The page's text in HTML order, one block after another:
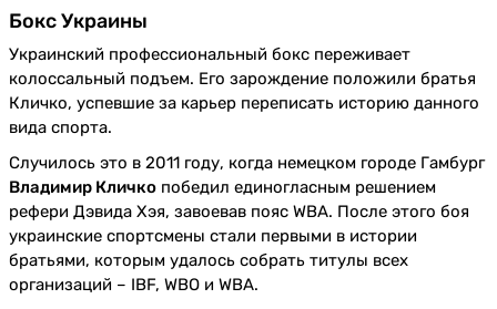
Бокс Украины
Украинский профессиональный бокс переживает
колоссальный подъем. Его зарождение положили братья
Кличко, успевшие за карьер переписать историю данного
вида спорта.
Случилось это в 2011 году, когда немецком городе Гамбург
Владимир Кличко победил единогласным решением
рефери Дэвида Хэя, завоевав пояс WBA. После этого боя
украинские спортсмены стали первыми в истории
братьями, которым удалось собрать титулы всех
организаций – IBF, WBO и WBA.